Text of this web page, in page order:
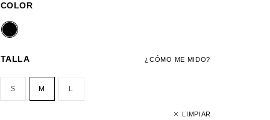
COLOR
¿CÓMO ME MIDO?
TALLA
S M L
LIMPIAR